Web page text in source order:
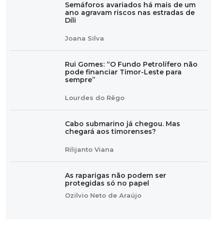
Semáforos avariados há mais de um
ano agravam riscos nas estradas de
Díli
Joana Silva
Rui Gomes: “O Fundo Petrolífero não
pode financiar Timor-Leste para
sempre”
Lourdes do Rêgo
Cabo submarino já chegou. Mas
chegará aos timorenses?
Rilijanto Viana
As raparigas não podem ser
protegidas só no papel
Ozilvio Neto de Araújo